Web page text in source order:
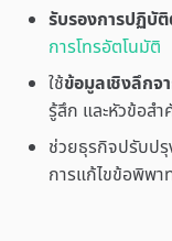
รับรองการปฏิบั
การโทรอัตโนมัติ
ใช้ข้อมูลเชิงลึกจ
รู้สึก และหัวข้อส
ช่วยธุรกิจปรับป
การแก้ไขข้อพิพา